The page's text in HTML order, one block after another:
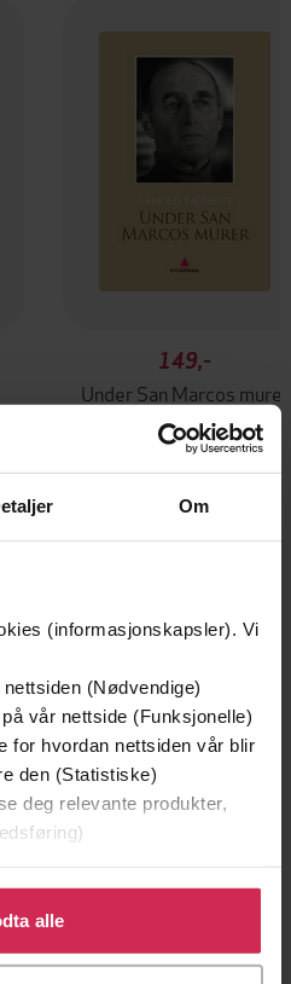
Om
(informasjonskapsler). Vi
(Nødvendige)
vår nettside (Funksjonelle)
for hvordan nettsiden vår blir
den (Statistiske)
deg relevante produkter,
gi oss ditt samtykke til å
formålene. Du kan også
formål ved å klikke
alle
149,-
Under San Marcos murer
Arnold Eidslott
EBOK